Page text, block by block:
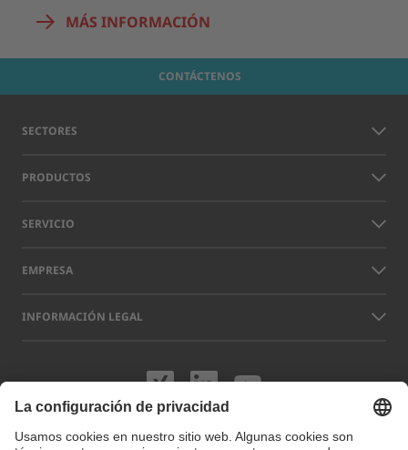
MÁS INFORMACIÓN
CONTÁCTENOS
SECTORES
PRODUCTOS
SERVICIO
EMPRESA
INFORMACIÓN LEGAL
Visítenos en XING
Visítenos en
Visítenos
Los nombres de otras empresas y productos que aparecen en este sitio